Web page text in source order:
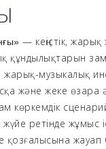
— кеңістік,
құндылықтарын
жарық-музыкалық
және жеке өзара
ретінде жұмыс
жауап